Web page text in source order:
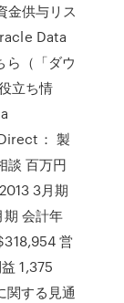
金供与リス
Data
（「ダウ
立ち情
： 製
談 百万円
3月期
会計年
営
1,375
関する見通